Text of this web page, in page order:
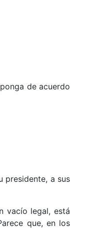
de acuerdo
presidente, a sus
vacío legal, está
que, en los